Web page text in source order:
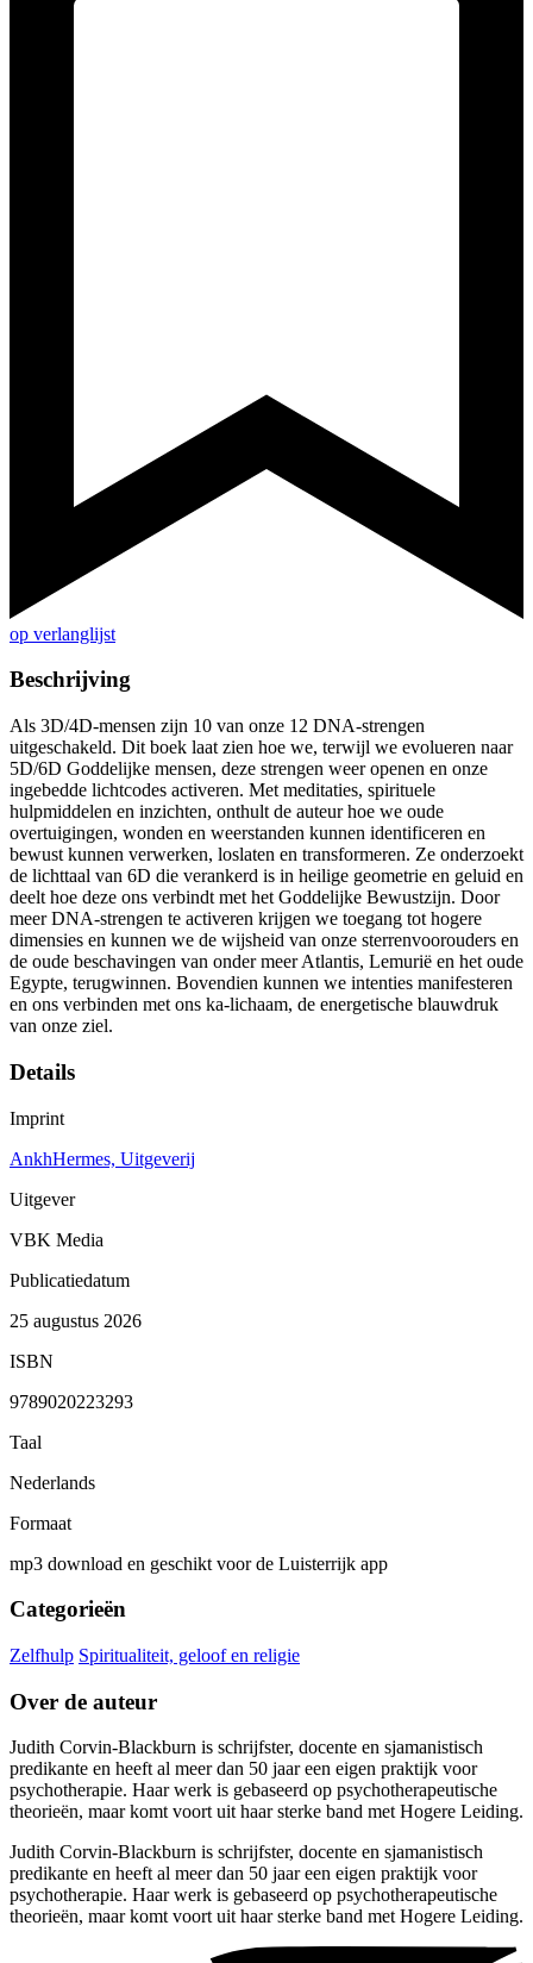
op verlanglijst
Beschrijving
Als 3D/4D-mensen zijn 10 van onze 12 DNA-strengen
uitgeschakeld. Dit boek laat zien hoe we, terwijl we evolueren naar
5D/6D Goddelijke mensen, deze strengen weer openen en onze
ingebedde lichtcodes activeren. Met meditaties, spirituele
hulpmiddelen en inzichten, onthult de auteur hoe we oude
overtuigingen, wonden en weerstanden kunnen identificeren en
bewust kunnen verwerken, loslaten en transformeren. Ze onderzoekt
de lichttaal van 6D die verankerd is in heilige geometrie en geluid en
deelt hoe deze ons verbindt met het Goddelijke Bewustzijn. Door
meer DNA-strengen te activeren krijgen we toegang tot hogere
dimensies en kunnen we de wijsheid van onze sterrenvoorouders en
de oude beschavingen van onder meer Atlantis, Lemurië en het oude
Egypte, terugwinnen. Bovendien kunnen we intenties manifesteren
en ons verbinden met ons ka-lichaam, de energetische blauwdruk
van onze ziel.
Details
Imprint
AnkhHermes, Uitgeverij
Uitgever
VBK Media
Publicatiedatum
25 augustus 2026
ISBN
9789020223293
Taal
Nederlands
Formaat
mp3 download en geschikt voor de Luisterrijk app
Categorieën
Zelfhulp Spiritualiteit, geloof en religie
Over de auteur
Judith Corvin-Blackburn is schrijfster, docente en sjamanistisch
predikante en heeft al meer dan 50 jaar een eigen praktijk voor
psychotherapie. Haar werk is gebaseerd op psychotherapeutische
theorieën, maar komt voort uit haar sterke band met Hogere Leiding.
Judith Corvin-Blackburn is schrijfster, docente en sjamanistisch
predikante en heeft al meer dan 50 jaar een eigen praktijk voor
psychotherapie. Haar werk is gebaseerd op psychotherapeutische
theorieën, maar komt voort uit haar sterke band met Hogere Leiding.